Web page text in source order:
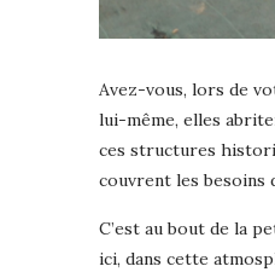
Avez-vous, lors de
lui-même, elles
ces structures
couvrent les besoins
C’est au bout de la
ici, dans cette